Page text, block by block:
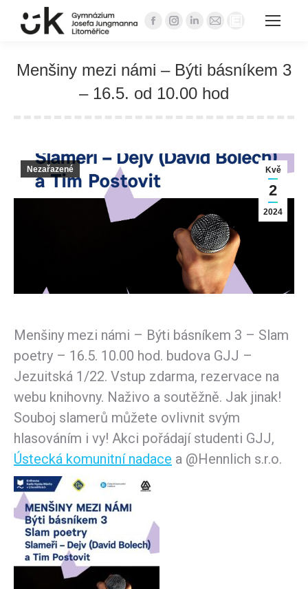
Facebook
opens
new
Instagram
opens
new
Linkedin
opens
new
Mail
opens
new
Website
opens
Menšiny mezi námi – Býti básníkem 3
– 16.5. od 10.00 hod
Kvě
2
2024
Nezařazené
Menšiny mezi námi – Býti básníkem 3 – Slam
poetry – 16.5. 10.00 hod. budova GJJ –
Jezuitská 1/22. Vstup zdarma, rezervace na
webu knihovny. Naživo a soutěžně. Jak jinak!
Souboj slamerů můžete ovlivnit svým
hlasováním i vy! Akci pořádají studenti GJJ,
Ústecká komunitní nadace a @Hennlich s.r.o.